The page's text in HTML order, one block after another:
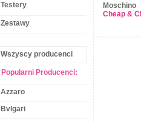
Testery
Zestawy
Wszyscy producenci
Popularni Producenci:
Azzaro
Bvlgari
Moschino
Cheap &